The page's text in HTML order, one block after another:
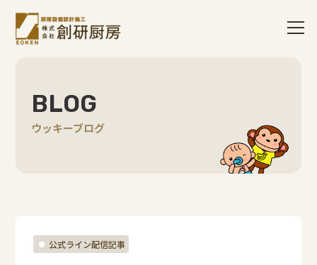
BLOG
ウッキーブログ
公式ライン配信記事